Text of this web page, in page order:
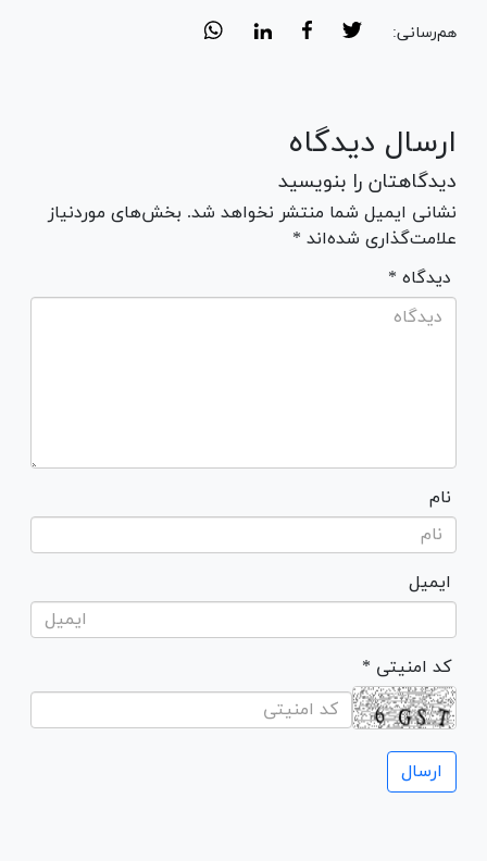
هم‌رسانی:
ارسال دیدگاه
دیدگاهتان را بنویسید
نشانی ایمیل شما منتشر نخواهد شد. بخش‌های موردنیاز
علامت‌گذاری شده‌اند *
* دیدگاه
نام
ایمیل
* کد امنیتی